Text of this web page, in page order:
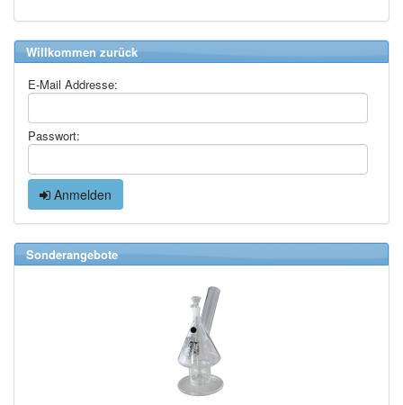
Willkommen zurück
E-Mail Addresse:
Passwort:
Anmelden
Sonderangebote